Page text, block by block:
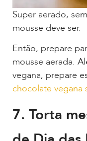
Super aerado,
mousse deve ser.
Então, prepare
mousse aerada.
vegana, prepare
chocolate vegana
7. Torta